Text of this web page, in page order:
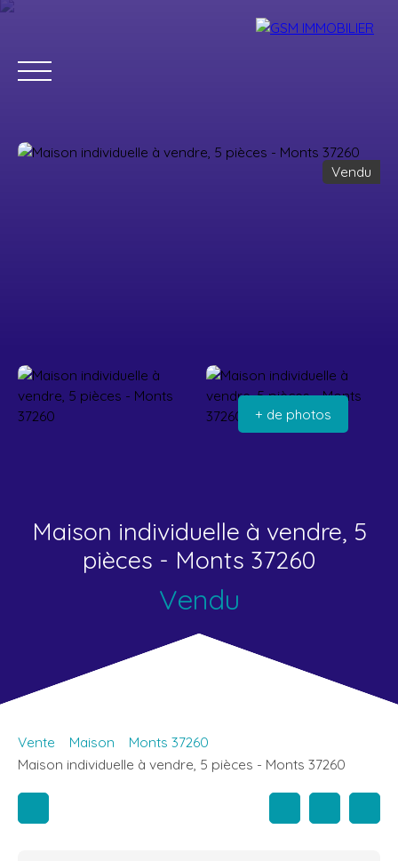
Parrainage
Vendu
+ de photos
Maison individuelle à vendre, 5
pièces - Monts 37260
Vendu
Vente Maison
Monts 37260
Maison individuelle à vendre, 5 pièces - Monts 37260